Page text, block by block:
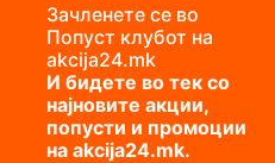
Зачленете се во
Попуст клубот на
akcija24.mk
И бидете во тек со
најновите акции,
попусти и промоции
на akcija24.mk.